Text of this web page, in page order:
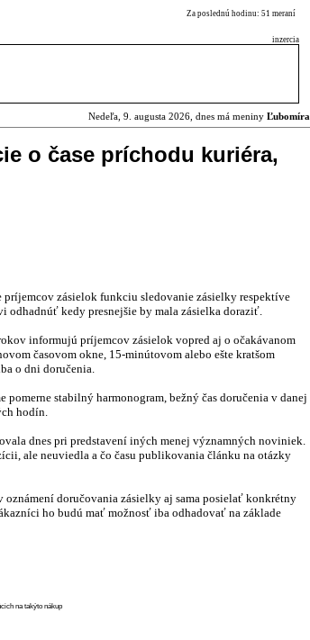
Za poslednú hodinu: 51 meraní
inzercia
Nedeľa, 9. augusta 2026, dnes má meniny Ľubomíra
o čase príchodu kuriéra,
príjemcov zásielok funkciu sledovanie zásielky respektíve
odhadnúť kedy presnejšie by mala zásielka doraziť.
informujú príjemcov zásielok vopred aj o očakávanom
časovom okne, 15-minútovom alebo ešte kratšom
o dni doručenia.
stabilný harmonogram, bežný čas doručenia v danej
hodín.
dnes pri predstavení iných menej významných noviniek.
ale neuviedla a čo času publikovania článku na otázky
oznámení doručovania zásielky aj sama posielať konkrétny
ho budú mať možnosť iba odhadovať na základe
na takýto nákup